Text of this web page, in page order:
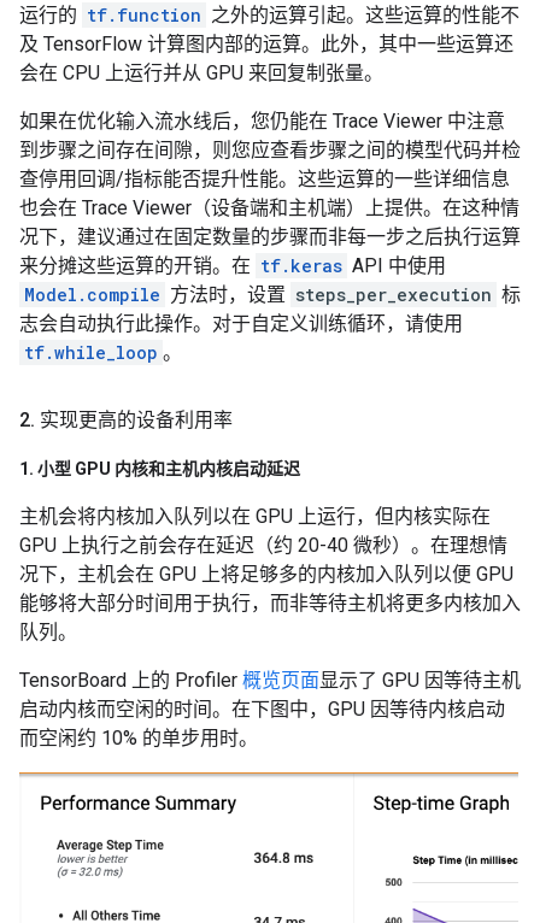
运行的 tf.function 之外的运算引起。这些运算的性能不
及 TensorFlow 计算图内部的运算。此外，其中一些运算还
会在 CPU 上运行并从 GPU 来回复制张量。
如果在优化输入流水线后，您仍能在 Trace Viewer 中注意
到步骤之间存在间隙，则您应查看步骤之间的模型代码并检
查停用回调/指标能否提升性能。这些运算的一些详细信息
也会在 Trace Viewer（设备端和主机端）上提供。在这种情
况下，建议通过在固定数量的步骤而非每一步之后执行运算
来分摊这些运算的开销。在 tf.keras API 中使用
Model.compile 方法时，设置 steps_per_execution 标
志会自动执行此操作。对于自定义训练循环，请使用
tf.while_loop 。
2. 实现更高的设备利用率
1. 小型 GPU 内核和主机内核启动延迟
主机会将内核加入队列以在 GPU 上运行，但内核实际在
GPU 上执行之前会存在延迟（约 20-40 微秒）。在理想情
况下，主机会在 GPU 上将足够多的内核加入队列以便 GPU
能够将大部分时间用于执行，而非等待主机将更多内核加入
队列。
TensorBoard 上的 Profiler 概览页面显示了 GPU 因等待主机
启动内核而空闲的时间。在下图中，GPU 因等待内核启动
而空闲约 10% 的单步用时。